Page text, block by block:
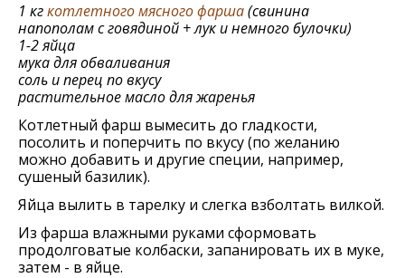
1 кгкотлетного мясного фарша(свинина
напополам с говядиной + лук и немного булочки)
1-2 яйца
мука для обваливания
соль и перец по вкусу
растительное масло для жаренья
Котлетный фарш вымесить до гладкости,
посолить и поперчить по вкусу (по желанию
можно добавить и другие специи, например,
сушеный базилик).
Яйца вылить в тарелку и слегка взболтать вилкой.
Из фарша влажными руками сформовать
продолговатые колбаски, запанировать их в муке,
затем - в яйце.